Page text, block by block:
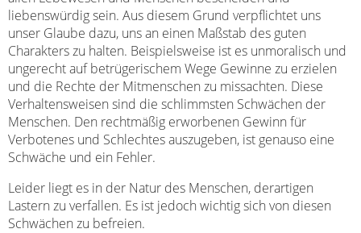
liebenswürdig sein. Aus diesem Grund verpflichtet uns
unser Glaube dazu, uns an einen Maßstab des guten
Charakters zu halten. Beispielsweise ist es unmoralisch und
ungerecht auf betrügerischem Wege Gewinne zu erzielen
und die Rechte der Mitmenschen zu missachten. Diese
Verhaltensweisen sind die schlimmsten Schwächen der
Menschen. Den rechtmäßig erworbenen Gewinn für
Verbotenes und Schlechtes auszugeben, ist genauso eine
Schwäche und ein Fehler.
Leider liegt es in der Natur des Menschen, derartigen
Lastern zu verfallen. Es ist jedoch wichtig sich von diesen
Schwächen zu befreien.